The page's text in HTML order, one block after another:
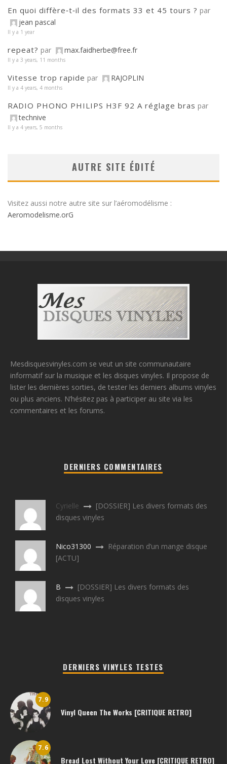
En quoi diffère‑t‑il des formats 33 et 45 tours ? par
jean pascal
Il y a 1 year
repeat? par max.faidherbe@free.fr
Il y a 3 years, 11 months
Vitesse trop rapide par RAJOPLIN
Il y a 4 years, 4 months
RADIO PHONO PHILIPS H3F 92 A réglage bras par
technive
Il y a 4 years, 5 months
AUTRE SITE ÉDITÉ
Visitez aussi notre autre site sur l’aéromodélisme :
Aeromodelisme.orG
Mesdisquesvinyles.com se veut un site communautaire
informatif sur la musique et les disques vinyles. Il propose de
lister les dernières sorties, de tester les derniers albums vinyles
ou plus anciens. N’hésitez pas à participer au site via les
commentaires et les forums.
DERNIERS COMMENTAIRES
Cyrielle
[DOSSIER] Les divers formats des
disques vinyles
Nico31300
Réparation d’un mange disque
[ACTU]
B
[DOSSIER] Les divers formats des
disques vinyles
DERNIERS VINYLES TESTES
7.9
Vinyl Queen The Works [CRITIQUE RETRO]
7.6
Bread Lost Without Your Love [CRITIQUE RETRO]